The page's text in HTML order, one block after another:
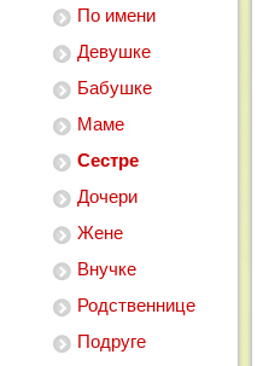
По имени
Девушке
Бабушке
Маме
Сестре
Дочери
Жене
Внучке
Родственнице
Подруге